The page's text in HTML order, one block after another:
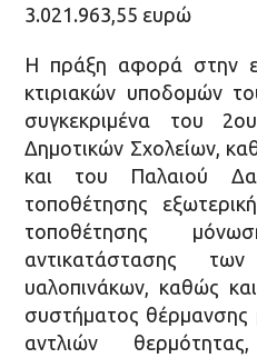
3.021.963,55 ευρώ
Η πράξη αφορά στην
κτιριακών υποδομών
συγκεκριμένα του
Δημοτικών Σχολείων,
και του Παλαιού
τοποθέτησης
τοποθέτησης
αντικατάστασης
υαλοπινάκων, καθώς
συστήματος
αντλιών